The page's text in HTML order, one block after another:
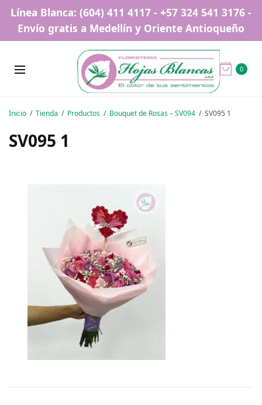
Línea Blanca: (604) 411 4117 - +57 324 541 3176 -
Envío gratis a Medellín y Oriente Antioqueño
0
Inicio Tienda Productos Bouquet de Rosas – SV094 SV095 1
SV095 1